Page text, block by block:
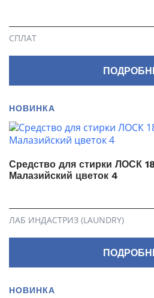
СПЛАТ
НОВИНКА
Средство для стирки ЛОСК
Малазийский цветок 4
ЛАБ ИНДАСТРИЗ (LAUNDRY)
НОВИНКА